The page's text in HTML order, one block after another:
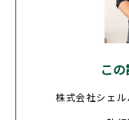
こ
株式会社シェ